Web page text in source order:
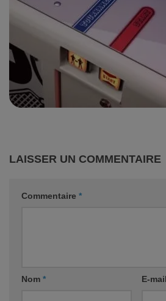
LAISSER UN COMMENTAIRE
Commentaire *
Nom * E-mail